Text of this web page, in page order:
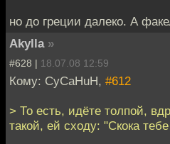
но до греции далеко. А
Akylla »
#628 | 18.07.08 12:59
Кому: CyCaHuH, #612
> То есть, идёте толпой,
такой, ей сходу: "Скока